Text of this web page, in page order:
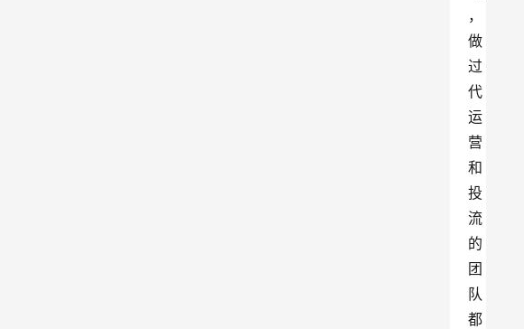
，
做
过
代
运
营
和
投
流
的
团
队
都